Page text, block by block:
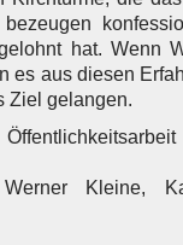
hat. Wenn
es aus diesen
Ziel gelangen.
Kleine,